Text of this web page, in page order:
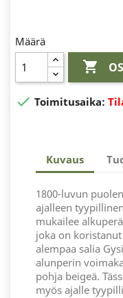
Määrä

 Toimitusaika:
Kuvaus
1800-luvun
ajalleen
mukailee
joka on
alempaa salia
alunperin
pohja beigeä.
myös ajalle